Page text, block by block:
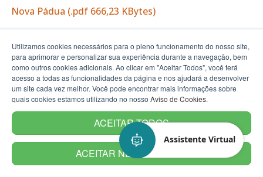
Nova Pádua (.pdf 666,23 KBytes)
Nova Petrópolis (.pdf 665,97 KBytes)
Nova Prata (.pdf 665,59 KBytes)
Nova Ramada (.pdf 666,55 KBytes)
Nova Roma do Sul (.pdf 666,21 KBytes)
Assistente Virtual
Utilizamos cookies necessários para o pleno funcionamento do nosso site,
para aprimorar e personalizar sua experiência durante a navegação, bem
como outros cookies adicionais. Ao clicar em "Aceitar Todos", você terá
acesso a todas as funcionalidades da página e nos ajudará a desenvolver
um site cada vez melhor. Você pode encontrar mais informações sobre
quais cookies estamos utilizando no nosso Aviso de Cookies.
ACEITAR TODOS
ACEITAR NECESSÁRIOS